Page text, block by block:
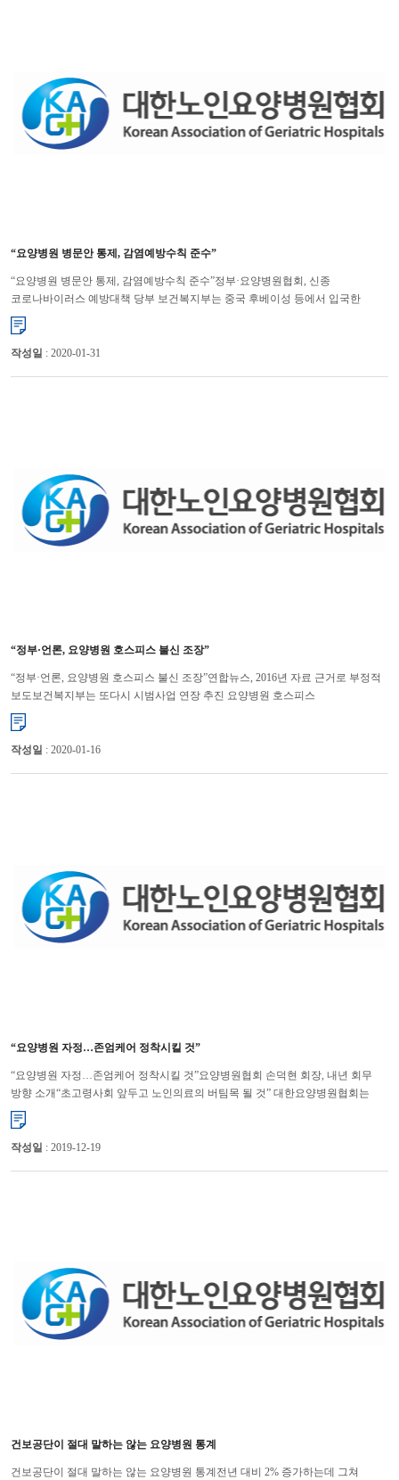
“요양병원 병문안 통제, 감염예방수칙 준수”
“요양병원 병문안 통제, 감염예방수칙 준수”정부·요양병원협회, 신종
코로나바이러스 예방대책 당부 보건복지부는 중국 후베이성 등에서 입국한
간병인을 14일간 업무에서 배제하는 등 신종 코로나바이러스 의료기관 �...
작성일 : 2020-01-31
“정부·언론, 요양병원 호스피스 불신 조장”
“정부·언론, 요양병원 호스피스 불신 조장”연합뉴스, 2016년 자료 근거로 부정적
보도보건복지부는 또다시 시범사업 연장 추진 요양병원 호스피스
시범사업기관의 의료서비스 질이 급성기병원에 결코 뒤지지 않는다는 �...
작성일 : 2020-01-16
“요양병원 자정…존엄케어 정착시킬 것”
“요양병원 자정…존엄케어 정착시킬 것”요양병원협회 손덕현 회장, 내년 회무
방향 소개“초고령사회 앞두고 노인의료의 버팀목 될 것” 대한요양병원협회는
내년부터 본인부담금 할인행위 등의 불법행위를 자정하고, ...
작성일 : 2019-12-19
건보공단이 절대 말하는 않는 요양병원 통계
건보공단이 절대 말하는 않는 요양병원 통계전년 대비 2% 증가하는데 그쳐